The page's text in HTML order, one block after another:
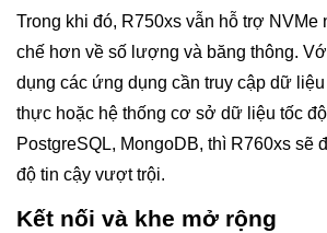
Trong khi đó, R750xs vẫn hỗ trợ
chế hơn về số lượng và băng thông.
dụng các ứng dụng cần truy cập dữ
thực hoặc hệ thống cơ sở dữ liệu tốc
PostgreSQL, MongoDB, thì R760xs sẽ
độ tin cậy vượt trội.
Kết nối và khe mở rộng